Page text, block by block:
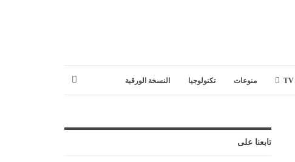
منوعات تكنولوجيا النسخة الورقية
تابعنا على